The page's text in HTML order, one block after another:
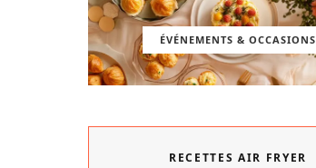
ÉVÉNEMENTS & OCCASIONS
RECETTES AIR FRYER